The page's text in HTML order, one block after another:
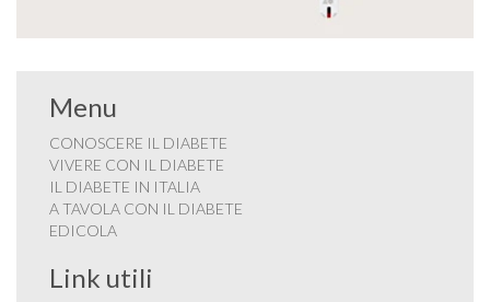
Menu
CONOSCERE IL DIABETE
VIVERE CON IL DIABETE
IL DIABETE IN ITALIA
A TAVOLA CON IL DIABETE
EDICOLA
Link utili